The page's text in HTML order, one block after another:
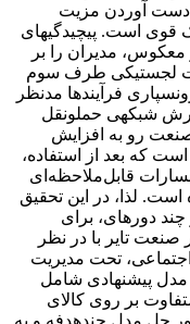
دست آوردن مزیت
قوی است. پیچیدگی­های
مدیران را بر
لجستیکی طرف سوم
فرآیندها مدنظر
شبکه­ی حمل­و­نقل
رو به افزایش
که بعد از استفاده،
قابل‌ملاحظه‌ای
لذا، در این تحقیق
دوره­ای، برای
تایر با در نظر
تحت مدیریت
پیشنهادی شامل
بر روی کالای
حل مدل چندهدفه و به